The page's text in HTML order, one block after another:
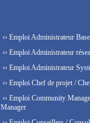
›› Emploi Administrateur
›› Emploi Administrateur
›› Emploi Administrateur
›› Emploi Chef de projet /
›› Emploi Community
Manager